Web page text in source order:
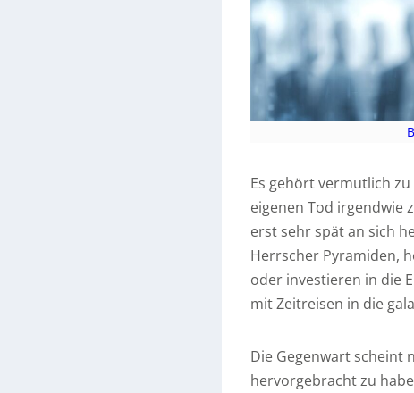
Es gehört vermutlich
eigenen Tod irgendwie
erst sehr spät an sich
Herrscher Pyramiden,
oder investieren in die
mit Zeitreisen in die
Die Gegenwart scheint
hervorgebracht zu